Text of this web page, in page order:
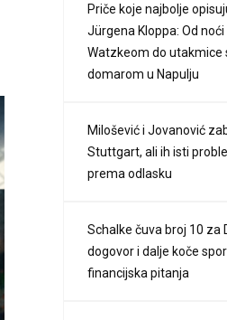
Priče koje najbolje
Jürgena Kloppa: Od noći
Watzkeom do utakmice
domarom u Napulju
Milošević i Jovanović
Stuttgart, ali ih isti
prema odlasku
Schalke čuva broj 10 za
dogovor i dalje koče
financijska pitanja